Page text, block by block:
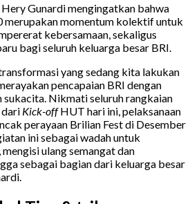
Gunardi mengingatkan bahwa
momentum kolektif untuk
kebersamaan, sekaligus
bagi seluruh keluarga besar BRI.
yang sedang kita lakukan
pencapaian BRI dengan
sukacita. Nikmati seluruh rangkaian
Kick-offHUT hari ini, pelaksanaan
perayaan Brilian Fest di Desember
ini sebagai wadah untuk
ulang semangat dan
sebagai bagian dari keluarga besar